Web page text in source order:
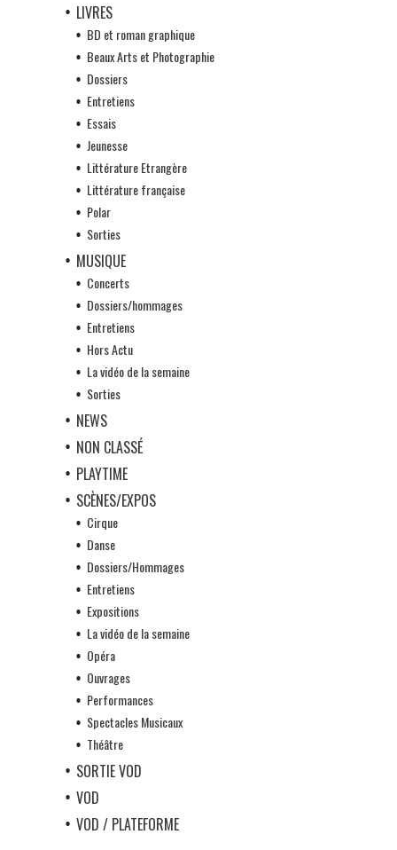
LIVRES
BD et roman graphique
Beaux Arts et Photographie
Dossiers
Entretiens
Essais
Jeunesse
Littérature Etrangère
Littérature française
Polar
Sorties
MUSIQUE
Concerts
Dossiers/hommages
Entretiens
Hors Actu
La vidéo de la semaine
Sorties
NEWS
NON CLASSÉ
PLAYTIME
SCÈNES/EXPOS
Cirque
Danse
Dossiers/Hommages
Entretiens
Expositions
La vidéo de la semaine
Opéra
Ouvrages
Performances
Spectacles Musicaux
Théâtre
SORTIE VOD
VOD
VOD / PLATEFORME